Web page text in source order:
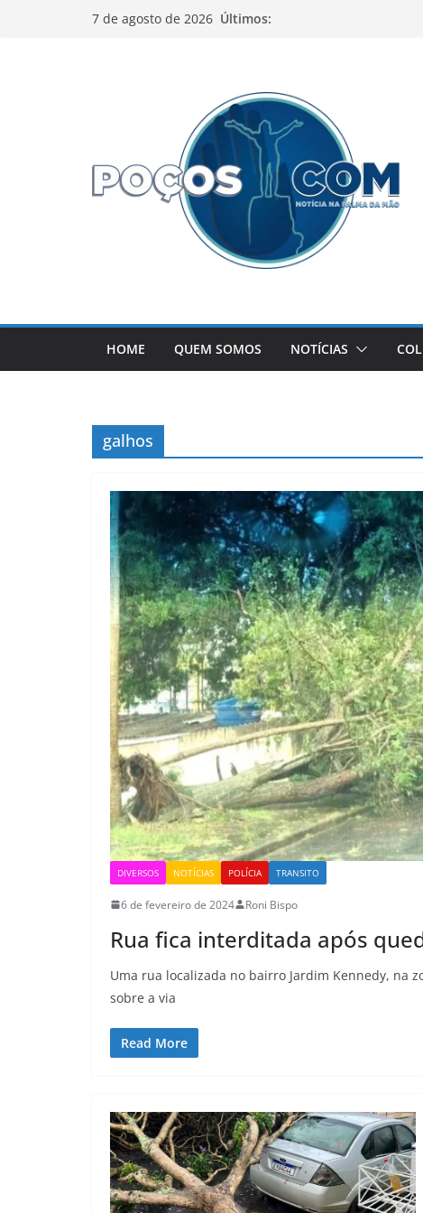
7 de agosto de 2026 Últimos:
HOME QUEM SOMOS NOTÍCIAS
galhos
DIVERSOS NOTÍCIAS POLÍCIA TRANSITO
6 de fevereiro de 2024 Roni Bispo
Rua fica interditada após
Uma rua localizada no bairro Jardim Kennedy, na
sobre a via
Read More